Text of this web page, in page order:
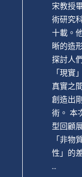
宋教授
術研究
十載。
晰的造
探討人
「現實
真實之
創造出
術。 本
型回顧
「非物
性」的
...